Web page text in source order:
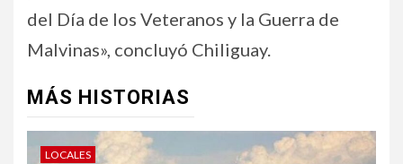
del Día de los Veteranos y la Guerra de
Malvinas», concluyó Chiliguay.
MÁS HISTORIAS
LOCALES